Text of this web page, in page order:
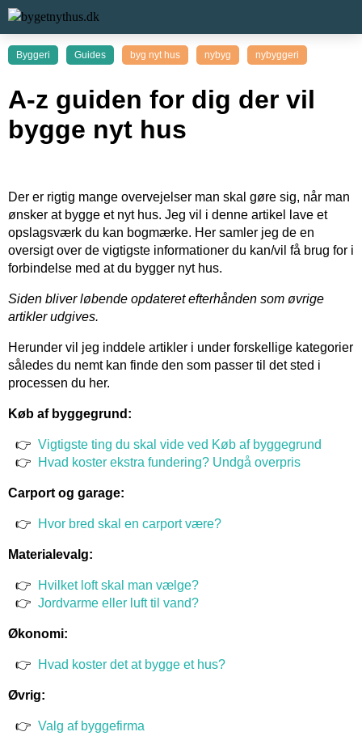
Byggeri Guides byg nyt hus nybyg nybyggeri
A-z guiden for dig der vil
bygge nyt hus
Der er rigtig mange overvejelser man skal gøre sig, når man
ønsker at bygge et nyt hus. Jeg vil i denne artikel lave et
opslagsværk du kan bogmærke. Her samler jeg de en
oversigt over de vigtigste informationer du kan/vil få brug for i
forbindelse med at du bygger nyt hus.
Siden bliver løbende opdateret efterhånden som øvrige
artikler udgives.
Herunder vil jeg inddele artikler i under forskellige kategorier
således du nemt kan finde den som passer til det sted i
processen du her.
Køb af byggegrund:
Vigtigste ting du skal vide ved Køb af byggegrund
Hvad koster ekstra fundering? Undgå overpris
Carport og garage:
Hvor bred skal en carport være?
Materialevalg:
Hvilket loft skal man vælge?
Jordvarme eller luft til vand?
Økonomi:
Hvad koster det at bygge et hus?
Øvrig:
Valg af byggefirma